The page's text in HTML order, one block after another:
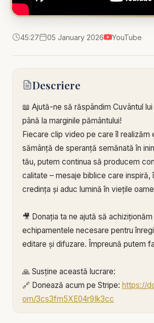
45:27 05 January 2026 YouTube
Descriere
📖 Ajută-ne să răspândim Cuvântul
până la marginile pământului!
Fiecare clip video pe care îl realizăm
sămânță de speranță semănată în
tău, putem continua să producem
calitate – mesaje biblice care inspiră,
credința și aduc lumină în viețile
🎥 Donația ta ne ajută să achiziționăm
echipamentele necesare pentru
editare și difuzare. Împreună putem
🙏 Susține această lucrare:
🔗 Donează acum pe Stripe:https://
om/3cs3fm5XE04r9Ik3cc